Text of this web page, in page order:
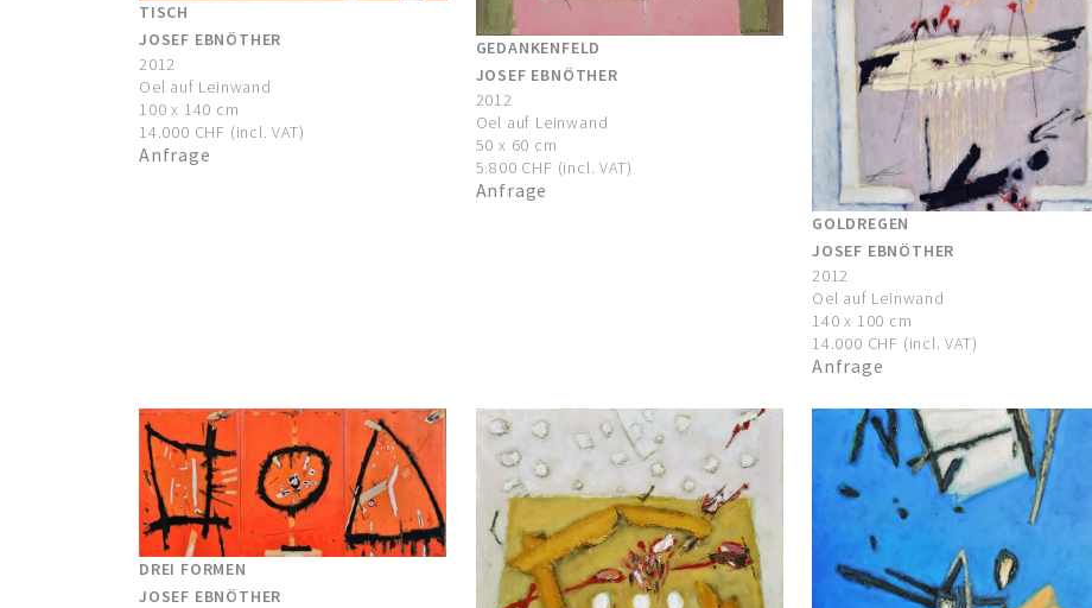
TISCH
JOSEF EBNÖTHER
2012
Oel auf Leinwand
100 x 140 cm
14.000 CHF (incl. VAT)
Anfrage
GEDANKENFELD
JOSEF EBNÖTHER
2012
Oel auf Leinwand
50 x 60 cm
5.800 CHF (incl. VAT)
Anfrage
GOLDREGEN
JOSEF EBNÖTHER
2012
Oel auf Leinwand
140 x 100 cm
14.000 CHF (incl. VAT)
Anfrage
DREI FORMEN
JOSEF EBNÖTHER